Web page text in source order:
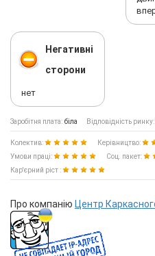
Негативні
сторони
нет
Заробітня плата: біла Відповідність ринку:
Колектив:
Керівництво:
Умови праці:
Соц. пакет:
Кар'єрний ріст :
Про компанію Центр